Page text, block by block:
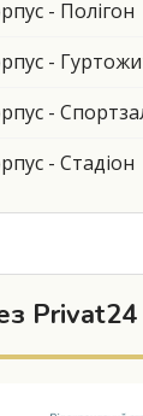
- Полігон
-
-
- Стадіон
Privat24